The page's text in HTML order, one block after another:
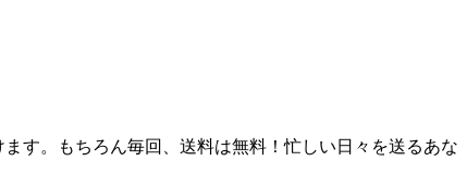
す。もちろん毎回、送料は無料！忙しい日々を送るあな